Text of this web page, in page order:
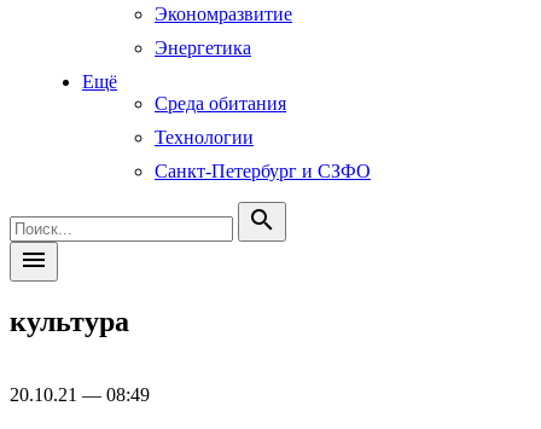
Экономразвитие
Энергетика
Ещё
Среда обитания
Технологии
Санкт-Петербург и СЗФО
search
menu
культура
20.10.21 — 08:49